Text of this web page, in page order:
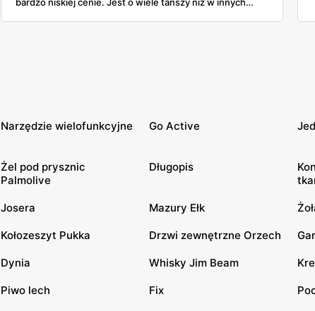
poznaj jego najważniejsze funkcje.
Narzędzie wielofunkcyjne Go Active
Żel pod prysznic
Palmolive
Długopis
Josera Mazury Ełk
Kołozeszyt Pukka Drzwi zewnętrzne Orzech
Dynia Whisky Jim Beam
Piwo lech Fix